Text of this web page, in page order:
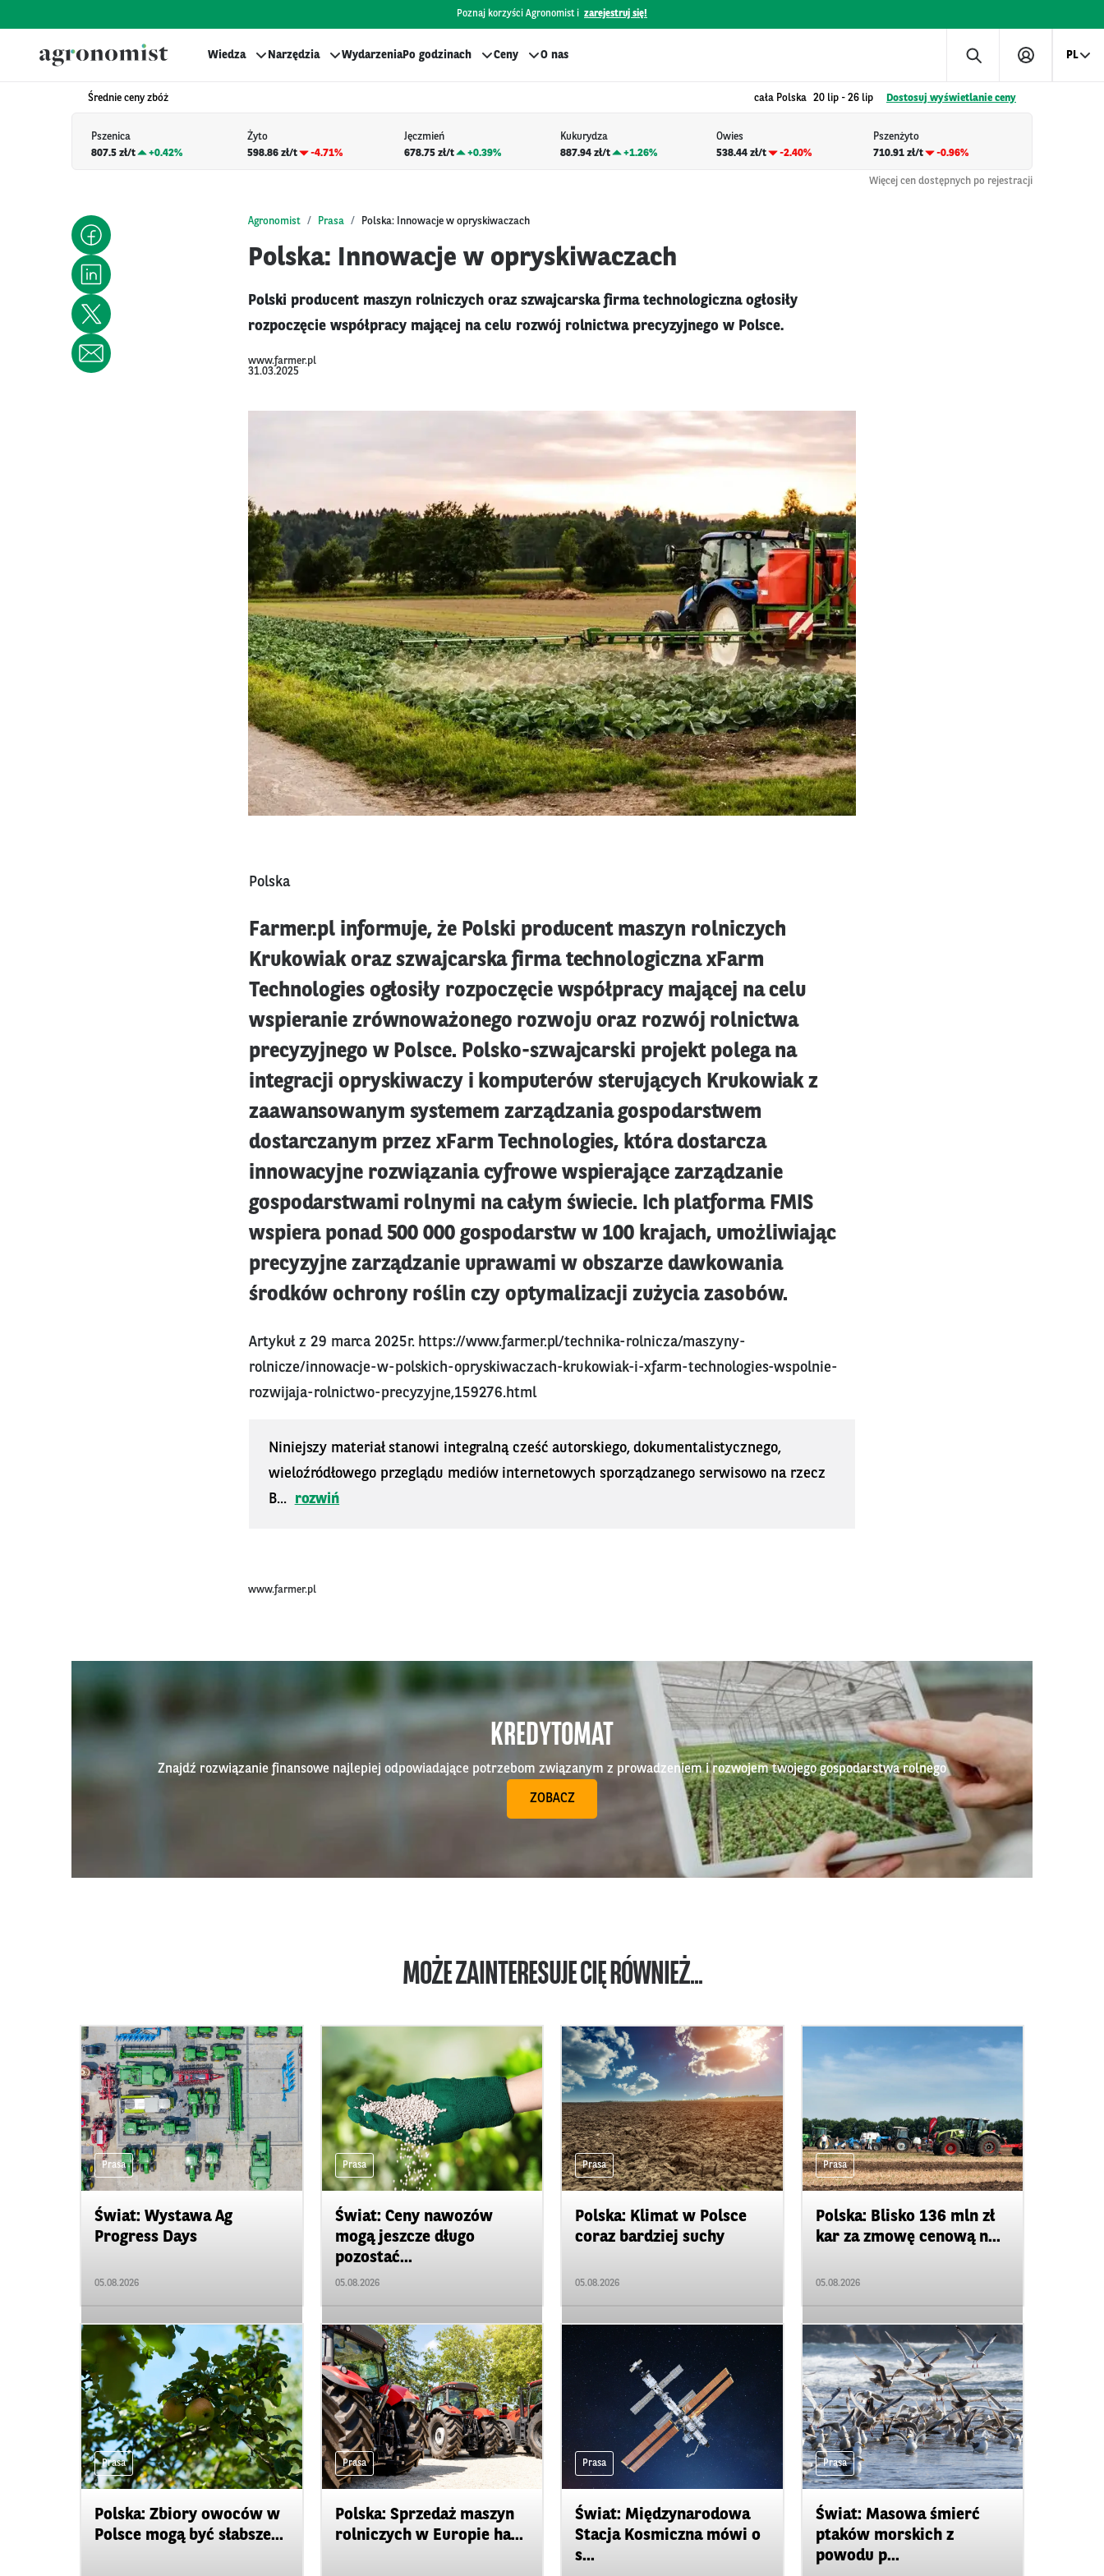
Poznaj korzyści Agronomist i zarejestruj się!
Wiedza Narzędzia WydarzeniaPo godzinach Ceny O nas PL
Średnie ceny zbóż cała Polska 20 lip - 26 lip Dostosuj wyświetlanie ceny
Pszenica
807.5 zł/t
+0.42%
Żyto
598.86 zł/t
-4.71%
Jęczmień
678.75 zł/t
+0.39%
Kukurydza
887.94 zł/t
+1.26%
Owies
538.44 zł/t
-2.40%
Pszenżyto
710.91 zł/t
-0.96%
Więcej cen dostępnych po rejestracji
Agronomist Prasa Polska: Innowacje w opryskiwaczach
Polska: Innowacje w opryskiwaczach
Polski producent maszyn rolniczych oraz szwajcarska firma technologiczna ogłosiły
rozpoczęcie współpracy mającej na celu rozwój rolnictwa precyzyjnego w Polsce.
www.farmer.pl
31.03.2025
Polska
Farmer.pl informuje, że Polski producent maszyn rolniczych
Krukowiak oraz szwajcarska firma technologiczna xFarm
Technologies ogłosiły rozpoczęcie współpracy mającej na celu
wspieranie zrównoważonego rozwoju oraz rozwój rolnictwa
precyzyjnego w Polsce. Polsko-szwajcarski projekt polega na
integracji opryskiwaczy i komputerów sterujących Krukowiak z
zaawansowanym systemem zarządzania gospodarstwem
dostarczanym przez xFarm Technologies, która dostarcza
innowacyjne rozwiązania cyfrowe wspierające zarządzanie
gospodarstwami rolnymi na całym świecie. Ich platforma FMIS
wspiera ponad 500 000 gospodarstw w 100 krajach, umożliwiając
precyzyjne zarządzanie uprawami w obszarze dawkowania
środków ochrony roślin czy optymalizacji zużycia zasobów.
Artykuł z 29 marca 2025r. https://www.farmer.pl/technika-rolnicza/maszyny-
rolnicze/innowacje-w-polskich-opryskiwaczach-krukowiak-i-xfarm-technologies-wspolnie-
rozwijaja-rolnictwo-precyzyjne,159276.html
Niniejszy materiał stanowi integralną cześć autorskiego, dokumentalistycznego,
wieloźródłowego przeglądu mediów internetowych sporządzanego serwisowo na rzecz
B...
rozwiń
www.farmer.pl
KREDYTOMAT
Znajdź rozwiązanie finansowe najlepiej odpowiadające potrzebom związanym z prowadzeniem i rozwojem twojego gospodarstwa rolnego
ZOBACZ
MOŻE ZAINTERESUJE CIĘ RÓWNIEŻ...
Prasa
Świat: Wystawa Ag
Progress Days
05.08.2026
Prasa
Świat: Ceny nawozów
mogą jeszcze długo
pozostać...
05.08.2026
Prasa
Polska: Klimat w Polsce
coraz bardziej suchy
05.08.2026
Prasa
Polska: Blisko 136 mln zł
kar za zmowę cenową n...
05.08.2026
Prasa
Polska: Zbiory owoców w
Polsce mogą być słabsze...
Prasa
Polska: Sprzedaż maszyn
rolniczych w Europie ha...
Prasa
Świat: Międzynarodowa
Stacja Kosmiczna mówi o
s...
Prasa
Świat: Masowa śmierć
ptaków morskich z
powodu p...